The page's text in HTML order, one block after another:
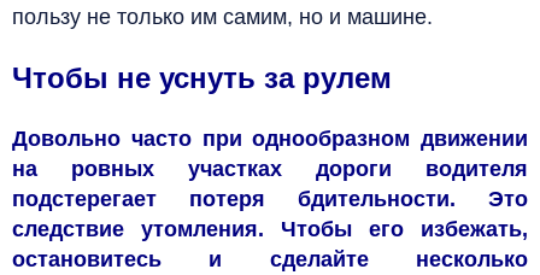
пользу не только им самим, но и машине.
Чтобы не уснуть за рулем
Довольно часто при однообразном движении
на ровных участках дороги водителя
подстерегает потеря бдительности. Это
следствие утомления. Чтобы его избежать,
остановитесь и сделайте несколько